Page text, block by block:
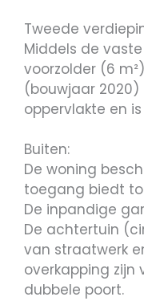
Tweede
Middels de
voorzolder (6
(bouwjaar
oppervlakte en
Buiten:
De woning
toegang biedt
De inpandige
De achtertuin
van straatwerk
overkapping zijn
dubbele poort.